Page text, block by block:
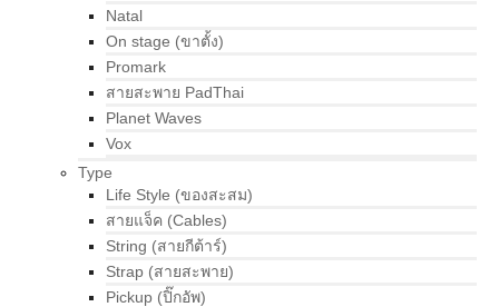
Natal
On stage (ขาตั้ง)
Promark
สายสะพาย PadThai
Planet Waves
Vox
Type
Life Style (ของสะสม)
สายแจ็ค (Cables)
String (สายกีต้าร์)
Strap (สายสะพาย)
Pickup (ปิ๊กอัพ)